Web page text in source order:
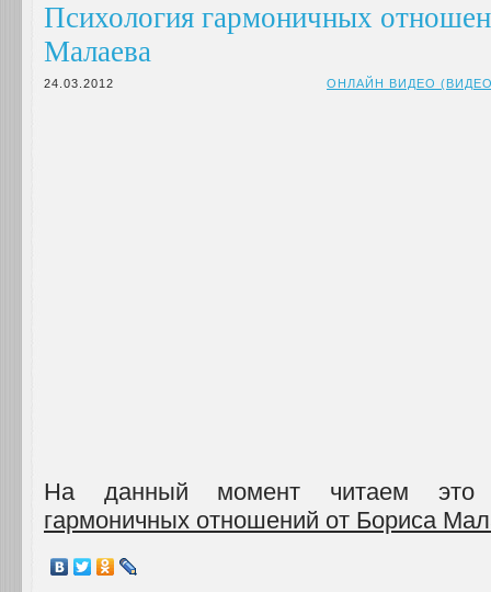
Психология гармоничных
Малаева
24.03.2012 ОНЛАЙН ВИДЕО
На данный момент читаем
гармоничных отношений от Бориса